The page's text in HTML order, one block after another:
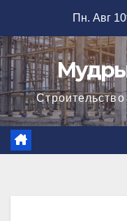
содержимому
Пн. Авг